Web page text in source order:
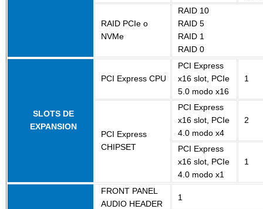
RAID PCIe o
NVMe
RAID 10
RAID 5
RAID 1
RAID 0
SLOTS DE
EXPANSION
PCI Express CPU
PCI Express
x16 slot, PCIe
5.0 modo x16
1
PCI Express
CHIPSET
PCI Express
x16 slot, PCIe
4.0 modo x4
2
PCI Express
x16 slot, PCIe
4.0 modo x1
1
FRONT PANEL
AUDIO HEADER
1